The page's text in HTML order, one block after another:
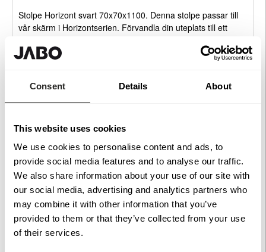
Consent Details About
This website uses cookies
We use cookies to personalise content and ads, to
provide social media features and to analyse our traffic.
We also share information about your use of our site with
our social media, advertising and analytics partners who
may combine it with other information that you’ve
provided to them or that they’ve collected from your use
of their services.
Stolpe Horizont svart 70x70x1100. Denna stolpe passar till
vår skärm i Horizontserien. Förvandla din uteplats till ett
sommarstugan såväl som den modernare villan.
ansvarsfullt skogsbruk.
skapade eller förbättrade med hjälp av AI.
Rekommenderade tillbehör
Stolplock Platt
71x71mm
99 kr
Köp